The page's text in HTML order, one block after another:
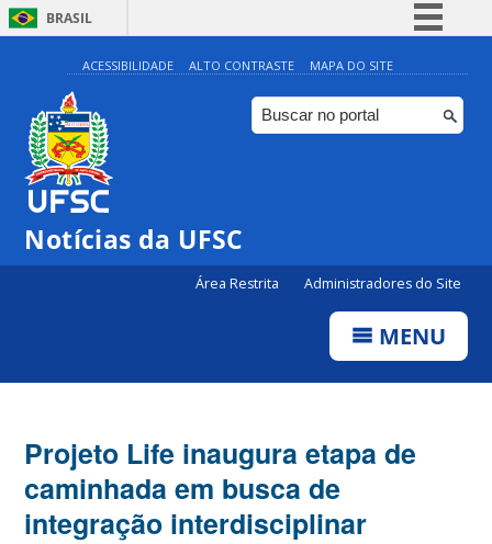
BRASIL
Simplifique!
Comunica BR
Participe
ACESSIBILIDADE ALTO CONTRASTE MAPA DO SITE
Notícias da UFSC
Área Restrita Administradores do Site
MENU
Projeto Life inaugura etapa de
caminhada em busca de
integração interdisciplinar